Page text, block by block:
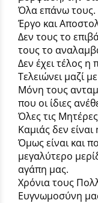
Όλα επάνω τους.
Έργο και
Δεν τους το
τους το
Δεν έχει τέλος η
Τελειώνει μαζί
Μόνη τους
που οι ίδιες
Όλες τις
Καμιάς δεν
Όμως είναι και
μεγαλύτερο
αγάπη μας.
Χρόνια τους
Ευγνωμοσύνη